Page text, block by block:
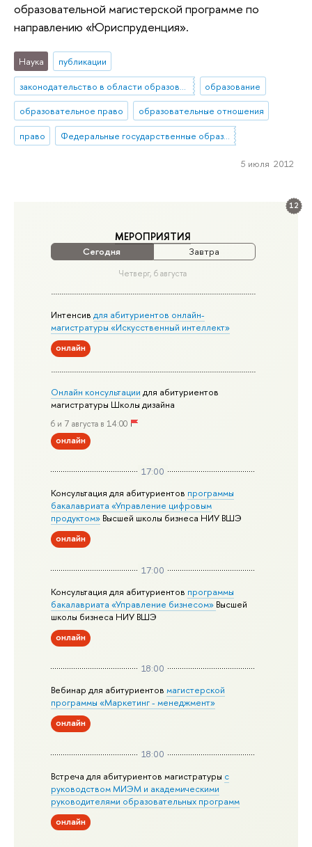
12
МЕРОПРИЯТИЯ
Сегодня Завтра
Четверг, 6 августа
Интенсивдля абитуриентов онлайн-
магистратуры «Искусственный интеллект»
онлайн
Онлайн консультации для абитуриентов
магистратуры Школы дизайна
6 и 7 августа в 14:00
онлайн
17:00
Консультация для абитуриентов программы
бакалавриата «Управление цифровым
продуктом» Высшей школы бизнеса НИУ ВШЭ
онлайн
17:00
Консультация для абитуриентов программы
бакалавриата «Управление бизнесом» Высшей
школы бизнеса НИУ ВШЭ
онлайн
18:00
Вебинар для абитуриентовмагистерской
программы «Маркетинг - менеджмент»
онлайн
18:00
Встреча для абитуриентов магистратуры с
руководством МИЭМ и академическими
руководителями образовательных программ
онлайн
образовательной магистерской программе по
направлению «Юриспруденция».
Наука
публикации
образование
образовательное право
образовательные отношения
право
Федеральные государственные образовательные стандарты
5 июля 2012